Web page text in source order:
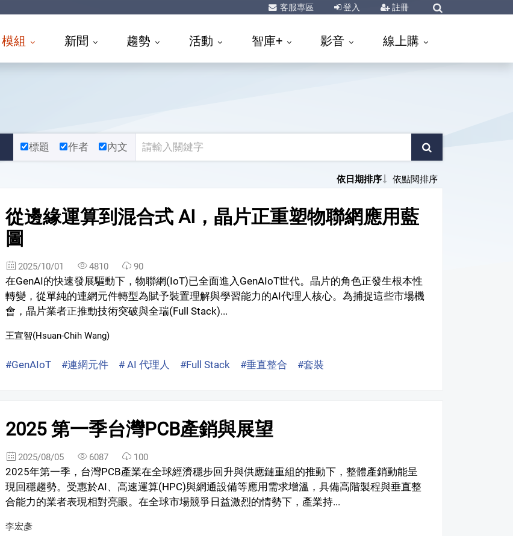
客服專區 登入 註冊
模組 新聞 趨勢 活動 智庫+ 影音 線上購
標題 作者 內文
依日期排序 依點閱排序
從邊緣運算到混合式 AI，晶片正重塑物聯網應用藍
圖
2025/10/01 4810 90
在GenAI的快速發展驅動下，物聯網(IoT)已全面進入GenAIoT世代。晶片的角色正發生根本性
轉變，從單純的連網元件轉型為賦予裝置理解與學習能力的AI代理人核心。為捕捉這些市場機
會，晶片業者正推動技術突破與全瑞(Full Stack)...
王宣智(Hsuan-Chih Wang)
#GenAIoT #連網元件 # AI 代理人 #Full Stack #垂直整合 #套裝
2025 第一季台灣PCB產銷與展望
2025/08/05 6087 100
2025年第一季，台灣PCB產業在全球經濟穩步回升與供應鏈重組的推動下，整體產銷動能呈
現回穩趨勢。受惠於AI、高速運算(HPC)與網通設備等應用需求增溫，具備高階製程與垂直整
合能力的業者表現相對亮眼。在全球市場競爭日益激烈的情勢下，產業持...
李宏彥